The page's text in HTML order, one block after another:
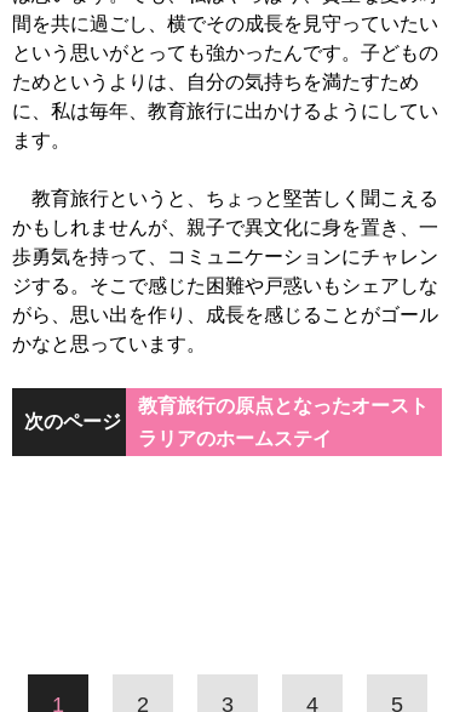
間を共に過ごし、横でその成長を見守っていたい
という思いがとっても強かったんです。子どもの
ためというよりは、自分の気持ちを満たすため
に、私は毎年、教育旅行に出かけるようにしてい
ます。
教育旅行というと、ちょっと堅苦しく聞こえる
かもしれませんが、親子で異文化に身を置き、一
歩勇気を持って、コミュニケーションにチャレン
ジする。そこで感じた困難や戸惑いもシェアしな
がら、思い出を作り、成長を感じることがゴール
かなと思っています。
次のページ
教育旅行の原点となったオースト
ラリアのホームステイ
1 2 3 4 5